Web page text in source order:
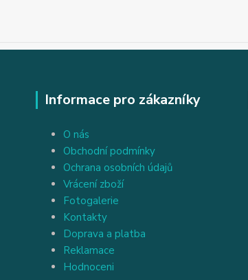
Informace pro zákazníky
O nás
Obchodní podmínky
Ochrana osobních údajů
Vrácení zboží
Fotogalerie
Kontakty
Doprava a platba
Reklamace
Hodnoceni